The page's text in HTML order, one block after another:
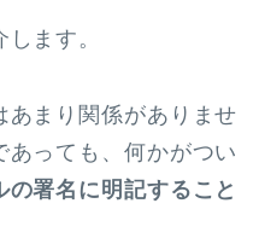
ます。
あまり関係がありませ
あっても、何かがつい
の署名に明記すること